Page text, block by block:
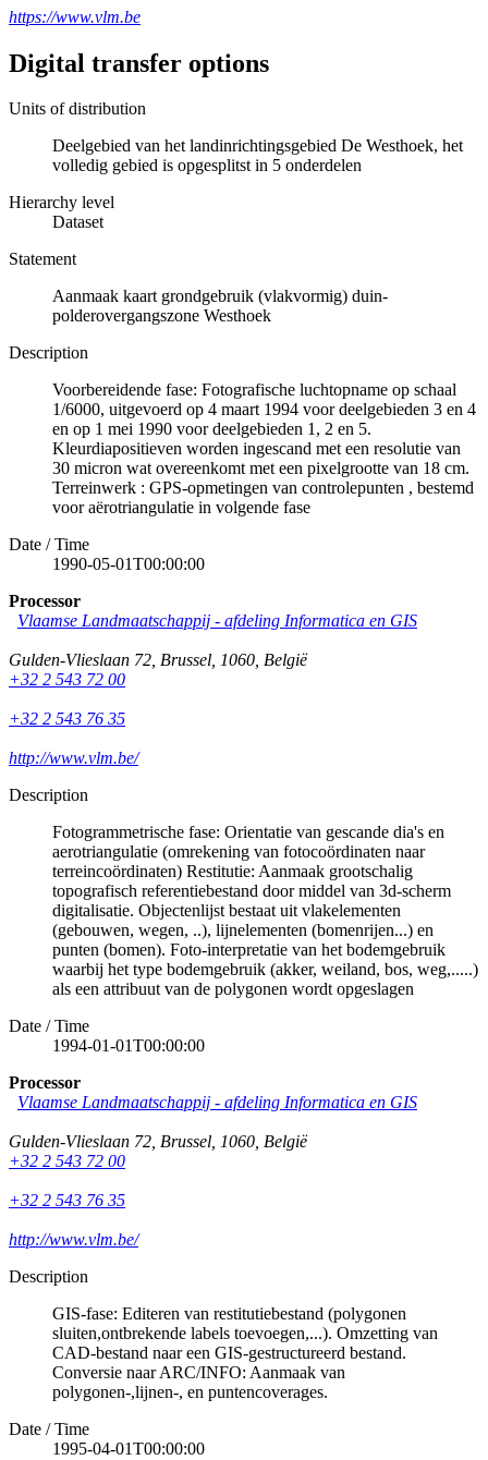
https://www.vlm.be
Digital transfer options
Units of distribution
Deelgebied van het landinrichtingsgebied De Westhoek, het
volledig gebied is opgesplitst in 5 onderdelen
Hierarchy level
Dataset
Statement
Aanmaak kaart grondgebruik (vlakvormig) duin-
polderovergangszone Westhoek
Description
Voorbereidende fase: Fotografische luchtopname op schaal
1/6000, uitgevoerd op 4 maart 1994 voor deelgebieden 3 en 4
en op 1 mei 1990 voor deelgebieden 1, 2 en 5.
Kleurdiapositieven worden ingescand met een resolutie van
30 micron wat overeenkomt met een pixelgrootte van 18 cm.
Terreinwerk : GPS-opmetingen van controlepunten , bestemd
voor aërotriangulatie in volgende fase
Date / Time
1990-05-01T00:00:00
Processor
Vlaamse Landmaatschappij - afdeling Informatica en GIS
Gulden-Vlieslaan 72, Brussel, 1060, België
+32 2 543 72 00
+32 2 543 76 35
http://www.vlm.be/
Description
Fotogrammetrische fase: Orientatie van gescande dia's en
aerotriangulatie (omrekening van fotocoördinaten naar
terreincoördinaten) Restitutie: Aanmaak grootschalig
topografisch referentiebestand door middel van 3d-scherm
digitalisatie. Objectenlijst bestaat uit vlakelementen
(gebouwen, wegen, ..), lijnelementen (bomenrijen...) en
punten (bomen). Foto-interpretatie van het bodemgebruik
waarbij het type bodemgebruik (akker, weiland, bos, weg,.....)
als een attribuut van de polygonen wordt opgeslagen
Date / Time
1994-01-01T00:00:00
Processor
Vlaamse Landmaatschappij - afdeling Informatica en GIS
Gulden-Vlieslaan 72, Brussel, 1060, België
+32 2 543 72 00
+32 2 543 76 35
http://www.vlm.be/
Description
GIS-fase: Editeren van restitutiebestand (polygonen
sluiten,ontbrekende labels toevoegen,...). Omzetting van
CAD-bestand naar een GIS-gestructureerd bestand.
Conversie naar ARC/INFO: Aanmaak van
polygonen-,lijnen-, en puntencoverages.
Date / Time
1995-04-01T00:00:00